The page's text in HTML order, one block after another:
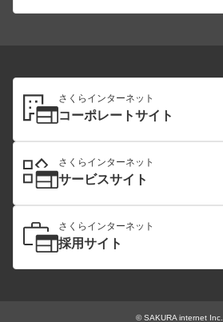
さくらインターネット
コーポレートサイト
さくらインターネット
サービスサイト
さくらインターネット
採用サイト
© SAKURA internet Inc.